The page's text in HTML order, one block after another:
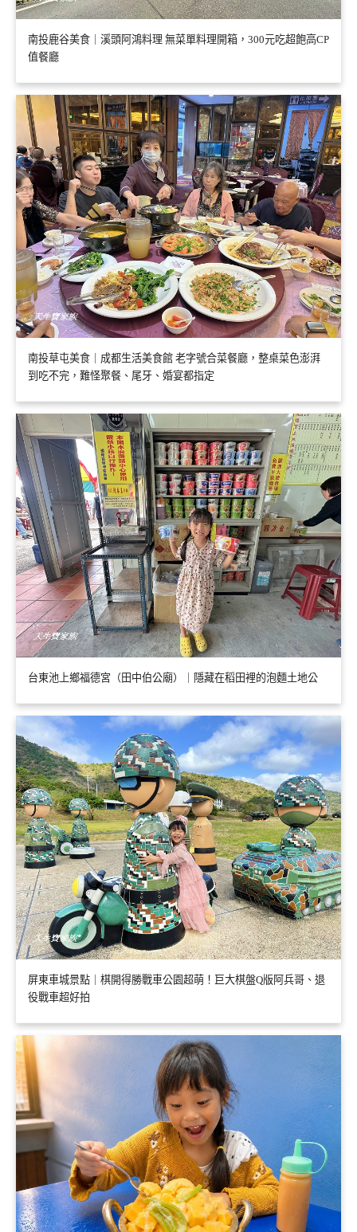
南投鹿谷美食｜溪頭阿鴻料理 無菜單料理開箱，300元吃超飽高CP
值餐廳
南投草屯美食｜成都生活美食館 老字號合菜餐廳，整桌菜色澎湃
到吃不完，難怪聚餐、尾牙、婚宴都指定
台東池上鄉福德宮（田中伯公廟）｜隱藏在稻田裡的泡麵土地公
屏東車城景點｜棋開得勝戰車公園超萌！巨大棋盤Q版阿兵哥、退
役戰車超好拍